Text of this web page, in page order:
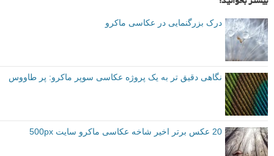
درک بزرگنمایی در عکاسی ماکرو
نگاهی دقیق تر به یک پروژه عکاسی سوپر ماکرو: پر طاووس
20 عکس برتر اخیر شاخه عکاسی ماکرو سایت 500px